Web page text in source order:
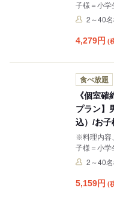
子様＝小学生6年
料でござい
2～40
4,279円 (
食べ放題
《個室
プラン】
込）/お子
※料理内容
子様＝小学生6年
料でござい
2～40
5,159円 (